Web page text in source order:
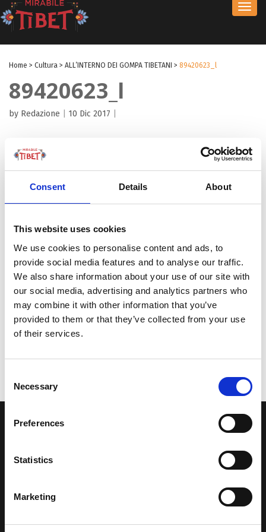
Consent Details About
This website uses cookies
We use cookies to personalise content and ads, to
provide social media features and to analyse our traffic.
We also share information about your use of our site with
our social media, advertising and analytics partners who
may combine it with other information that you’ve
provided to them or that they’ve collected from your use
of their services.
Selection
Necessary
Preferences
Statistics
Marketing
Home > Cultura > ALL’INTERNO DEI GOMPA TIBETANI > 89420623_l
89420623_l
by Redazione 10 Dic 2017
LA NOSTRA MISSION
Una comunità di appassionati della cultura tibetana che hanno
Una regione affascinante, densa di spiritualità che con i suoi